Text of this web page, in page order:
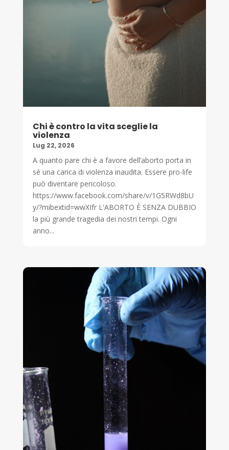
Chi è contro la vita sceglie la
violenza
Lug 22, 2026
A quanto pare chi è a favore dell’aborto porta in
sé una carica di violenza inaudita. Essere pro-life
può diventare pericoloso.
https://www.facebook.com/share/v/1G5RWd8bU
y/?mibextid=wwXIfr L'ABORTO È SENZA DUBBIO
la più grande tragedia dei nostri tempi. Ogni
anno...